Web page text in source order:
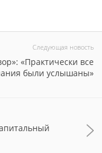
Следующая новость
«Практически все
были услышаны»